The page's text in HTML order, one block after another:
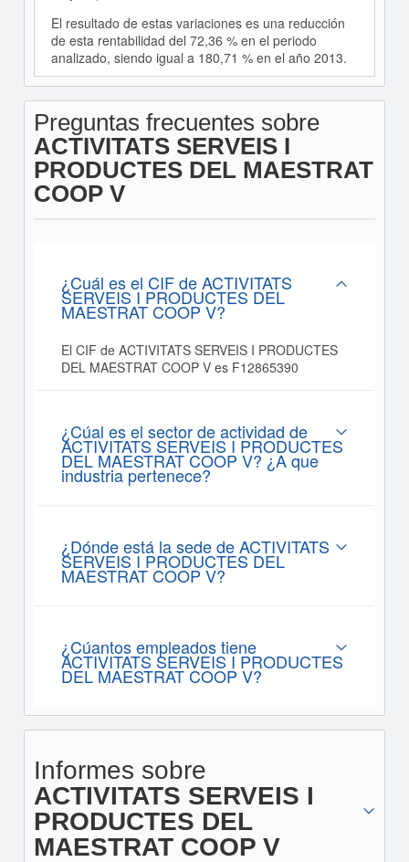
El resultado de estas variaciones es una reducción
de esta rentabilidad del 72,36 % en el periodo
analizado, siendo igual a 180,71 % en el año 2013.
Preguntas frecuentes sobre
ACTIVITATS SERVEIS I
PRODUCTES DEL MAESTRAT
COOP V
¿Cuál es el CIF de ACTIVITATS
SERVEIS I PRODUCTES DEL
MAESTRAT COOP V?
El CIF de ACTIVITATS SERVEIS I PRODUCTES
DEL MAESTRAT COOP V es F12865390
¿Cúal es el sector de actividad de
ACTIVITATS SERVEIS I PRODUCTES
DEL MAESTRAT COOP V? ¿A que
industria pertenece?
¿Dónde está la sede de ACTIVITATS
SERVEIS I PRODUCTES DEL
MAESTRAT COOP V?
¿Cúantos empleados tiene
ACTIVITATS SERVEIS I PRODUCTES
DEL MAESTRAT COOP V?
Informes sobre
ACTIVITATS SERVEIS I
PRODUCTES DEL
MAESTRAT COOP V